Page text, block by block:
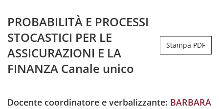
PROBABILITÀ E PROCESSI
STOCASTICI PER LE
ASSICURAZIONI E LA
FINANZA Canale unico
Stampa PDF
Docente coordinatore e verbalizzante: BARBARA